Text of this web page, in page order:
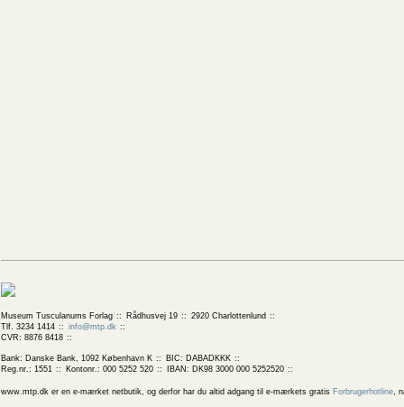
Museum Tusculanums Forlag Rådhusvej 19
2920 Charlottenlund
Tlf. 3234 1414
info@mtp.dk
CVR: 8876 8418
Bank: Danske Bank, 1092 København K
BIC: DABADKKK
Reg.nr.: 1551
Kontonr.: 000 5252 520 IBAN: DK98 3000 000 5252520
www.mtp.dk er en e-mærket netbutik, og derfor har du altid adgang til e-mærkets gratis Forbrugerhotline,